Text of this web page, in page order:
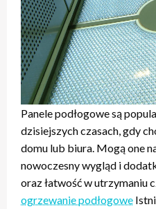
Panele podłogowe są
dzisiejszych czasach, gdy
domu lub biura. Mogą one
nowoczesny wygląd i
oraz łatwość w utrzymaniu
ogrzewanie podłogowe